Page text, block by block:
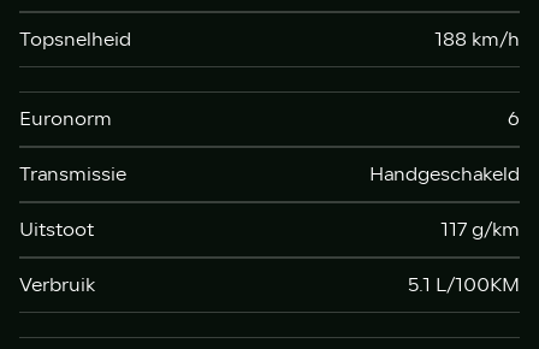
Topsnelheid
188 km/h
Euronorm
6
Transmissie
Handgeschakeld
Uitstoot
117 g/km
Verbruik
5.1 L/100KM